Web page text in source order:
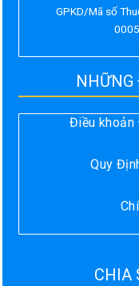
GPKD/Mã số
NHỮNG
Điều khoản
Quy
CHIA